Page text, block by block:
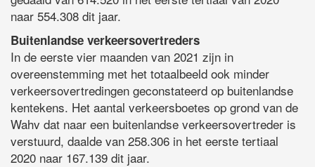
naar 554.308 dit jaar.
Buitenlandse verkeersovertreders
In de eerste vier maanden van 2021 zijn in
overeenstemming met het totaalbeeld ook minder
verkeersovertredingen geconstateerd op buitenlandse
kentekens. Het aantal verkeersboetes op grond van de
Wahv dat naar een buitenlandse verkeersovertreder is
verstuurd, daalde van 258.306 in het eerste tertiaal
2020 naar 167.139 dit jaar.